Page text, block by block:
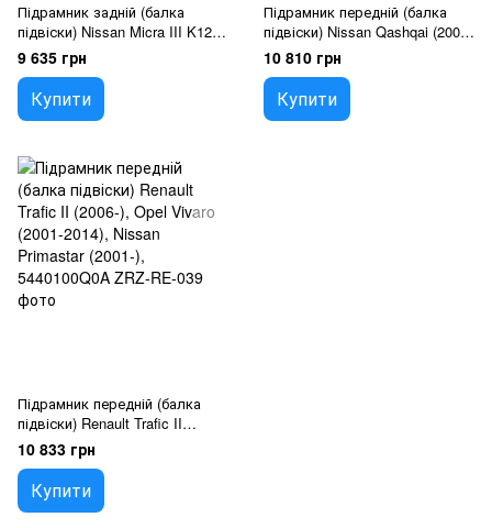
Підрамник задній (балка
підвіски) Nissan Micra III K12
(2002-2010), 55501-AX620,
55501-AX640
9 635 грн
Купити
Підрамник передній (балка
підвіски) Nissan Qashqai (2006-
2013), 54400-BB30A
10 810 грн
Купити
Підрамник передній (балка
підвіски) Renault Trafic II
(2006-), Opel Vivaro (2001-2014),
Nissan Primastar (2001-),
5440100Q0A
10 833 грн
Купити